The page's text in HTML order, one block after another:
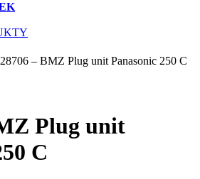
– BMZ Plug unit Panasonic 250 C
Plug unit
C